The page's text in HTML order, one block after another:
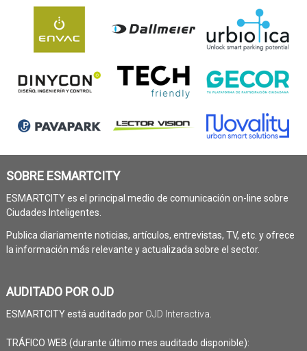
SOBRE ESMARTCITY
ESMARTCITY es el principal medio de comunicación on-line sobre
Ciudades Inteligentes.
Publica diariamente noticias, artículos, entrevistas, TV, etc. y ofrece
la información más relevante y actualizada sobre el sector.
AUDITADO POR OJD
ESMARTCITY está auditado por OJD Interactiva
TRÁFICO WEB (durante último mes auditado disponible):